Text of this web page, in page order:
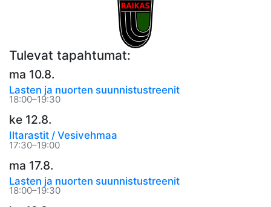
Tulevat tapahtumat:
ma 10.8.
Lasten ja nuorten suunnistustreenit
18:00–19:30
ke 12.8.
Iltarastit / Vesivehmaa
17:30–19:00
ma 17.8.
Lasten ja nuorten suunnistustreenit
18:00–19:30